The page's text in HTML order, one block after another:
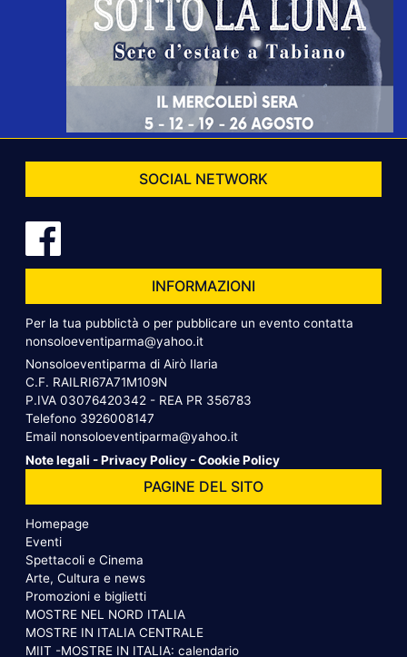
SOCIAL NETWORK
INFORMAZIONI
Per la tua pubblictà o per pubblicare un evento contatta
nonsoloeventiparma@yahoo.it
Nonsoloeventiparma di Airò Ilaria
C.F. RAILRI67A71M109N
P.IVA 03076420342 - REA PR 356783
Telefono 3926008147
Email nonsoloeventiparma@yahoo.it
Note legali -Privacy Policy -Cookie Policy
PAGINE DEL SITO
Homepage
Eventi
Spettacoli e Cinema
Arte, Cultura e news
Promozioni e biglietti
MOSTRE NEL NORD ITALIA
MOSTRE IN ITALIA CENTRALE
MIIT -MOSTRE IN ITALIA: calendario